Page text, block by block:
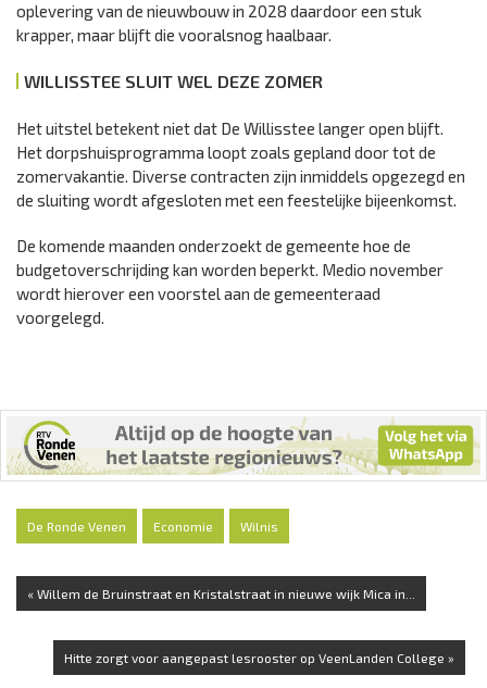
oplevering van de nieuwbouw in 2028 daardoor een stuk
krapper, maar blijft die vooralsnog haalbaar.
WILLISSTEE SLUIT WEL DEZE ZOMER
Het uitstel betekent niet dat De Willisstee langer open blijft.
Het dorpshuisprogramma loopt zoals gepland door tot de
zomervakantie. Diverse contracten zijn inmiddels opgezegd en
de sluiting wordt afgesloten met een feestelijke bijeenkomst.
De komende maanden onderzoekt de gemeente hoe de
budgetoverschrijding kan worden beperkt. Medio november
wordt hierover een voorstel aan de gemeenteraad
voorgelegd.
De Ronde Venen Economie Wilnis
« Willem de Bruinstraat en Kristalstraat in nieuwe wijk Mica in...
Hitte zorgt voor aangepast lesrooster op VeenLanden College »